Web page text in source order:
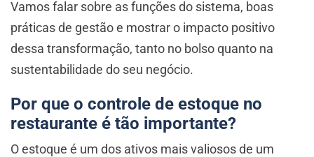
Vamos falar sobre as funções do sistema, boas
práticas de gestão e mostrar o impacto positivo
dessa transformação, tanto no bolso quanto na
sustentabilidade do seu negócio.
Por que o controle de estoque no
restaurante é tão importante?
O estoque é um dos ativos mais valiosos de um